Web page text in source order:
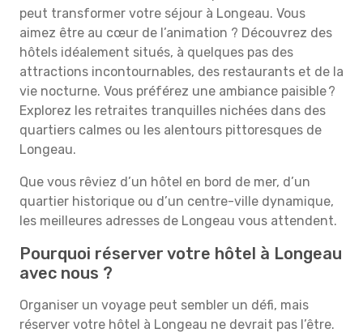
peut transformer votre séjour à Longeau. Vous
aimez être au cœur de l’animation ? Découvrez des
hôtels idéalement situés, à quelques pas des
attractions incontournables, des restaurants et de la
vie nocturne. Vous préférez une ambiance paisible ?
Explorez les retraites tranquilles nichées dans des
quartiers calmes ou les alentours pittoresques de
Longeau.
Que vous rêviez d’un hôtel en bord de mer, d’un
quartier historique ou d’un centre-ville dynamique,
les meilleures adresses de Longeau vous attendent.
Pourquoi réserver votre hôtel à Longeau
avec nous ?
Organiser un voyage peut sembler un défi, mais
réserver votre hôtel à Longeau ne devrait pas l’être.